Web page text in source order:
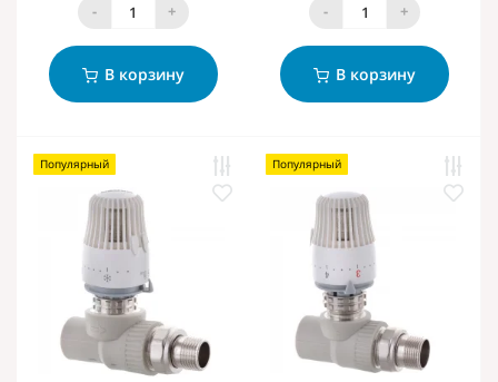
- +
В корзину
- +
В корзину
Популярный Популярный